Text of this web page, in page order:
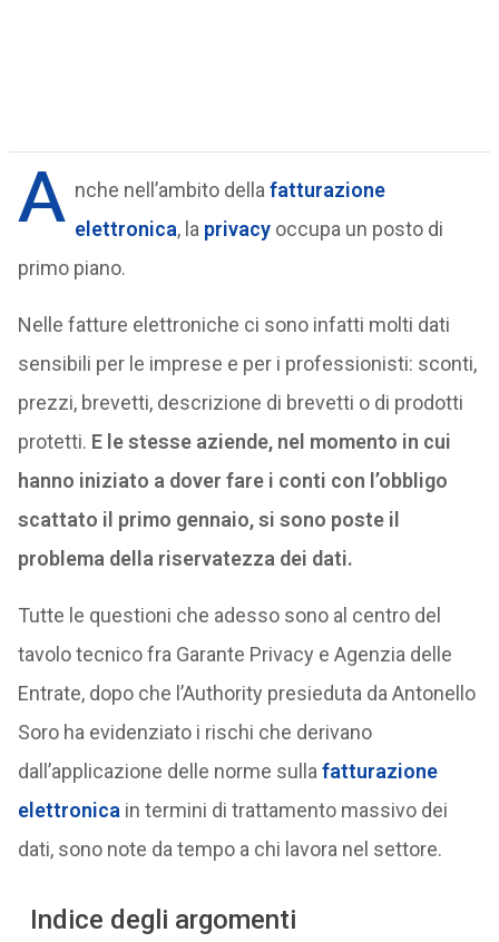
A nche nell’ambito della fatturazione
elettronica, la privacy occupa un posto di
primo piano.
Nelle fatture elettroniche ci sono infatti molti dati
sensibili per le imprese e per i professionisti: sconti,
prezzi, brevetti, descrizione di brevetti o di prodotti
protetti. E le stesse aziende, nel momento in cui
hanno iniziato a dover fare i conti con l’obbligo
scattato il primo gennaio, si sono poste il
problema della riservatezza dei dati.
Tutte le questioni che adesso sono al centro del
tavolo tecnico fra Garante Privacy e Agenzia delle
Entrate, dopo che l’Authority presieduta da Antonello
Soro ha evidenziato i rischi che derivano
dall’applicazione delle norme sulla fatturazione
elettronica in termini di trattamento massivo dei
dati, sono note da tempo a chi lavora nel settore.
Indice degli argomenti